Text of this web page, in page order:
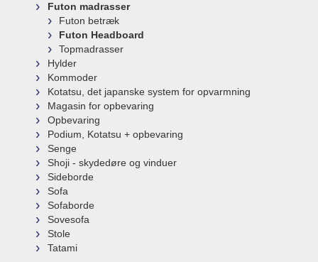
Futon madrasser
Futon betræk
Futon Headboard
Topmadrasser
Hylder
Kommoder
Kotatsu, det japanske system for opvarmning
Magasin for opbevaring
Opbevaring
Podium, Kotatsu + opbevaring
Senge
Shoji - skydedøre og vinduer
Sideborde
Sofa
Sofaborde
Sovesofa
Stole
Tatami